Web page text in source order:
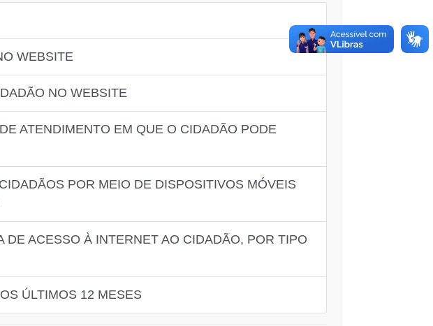
WEBSITE
NO WEBSITE
ATENDIMENTO EM QUE O CIDADÃO PODE
POR MEIO DE DISPOSITIVOS MÓVEIS
ACESSO À INTERNET AO CIDADÃO, POR TIPO
ÚLTIMOS 12 MESES